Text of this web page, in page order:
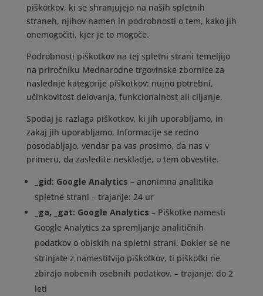
piškotkov, ki se shranjujejo na naših spletnih
straneh, njihov namen in podrobnosti o tem, kako jih
onemogočiti, kjer je to mogoče.
Podrobnosti piškotkov na tej spletni strani temeljijo
na priročniku Mednarodne trgovinske zbornice za
naslednje kategorije piškotkov: nujno potrebni,
učinkovitost delovanja, funkcionalnost ali ciljanje.
Spodaj je razlaga piškotkov, ki jih uporabljamo, in
zakaj jih uporabljamo. Informacije se redno
posodabljajo, vendar pa vas prosimo, da nas v
primeru, da zasledite neskladje, o tem obvestite.
_gid: Google Analytics – anonimna analitika
spletne strani – trajanje: 24 ur
_ga, _gat: Google Analytics – Piškotke namesti
Google Analytics za spremljanje analitičnih
podatkov o obiskih na spletni strani. Dokler se ne
strinjate z namestitvijo piškotkov, ti piškotki ne
zbirajo nobenih osebnih podatkov. – trajanje: do 2
leti